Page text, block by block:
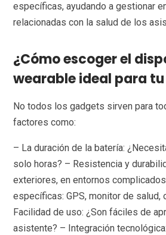
específicas, ayudando a gestionar
relacionadas con la salud de los
¿Cómo escoger el
wearable ideal para
No todos los gadgets sirven para
factores como:
– La duración de la batería:
solo horas? – Resistencia y
exteriores, en entornos
específicas: GPS, monitor de salud,
Facilidad de uso: ¿Son fáciles de
asistente? – Integración